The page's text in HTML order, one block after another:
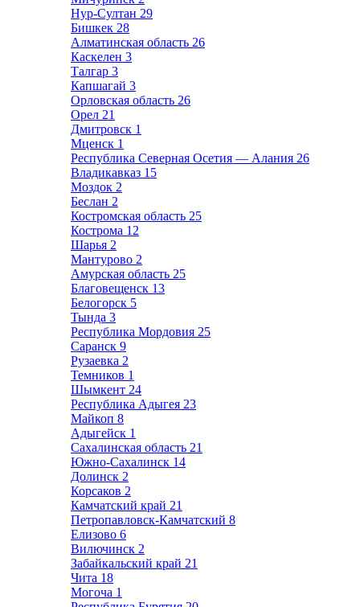
Нур-Султан 29
Бишкек 28
Алматинская область 26
Каскелен 3
Талгар 3
Капшагай 3
Орловская область 26
Орел 21
Дмитровск 1
Мценск 1
Республика Северная Осетия — Алания 26
Владикавказ 15
Моздок 2
Беслан 2
Костромская область 25
Кострома 12
Шарья 2
Мантурово 2
Амурская область 25
Благовещенск 13
Белогорск 5
Тында 3
Республика Мордовия 25
Саранск 9
Рузаевка 2
Темников 1
Шымкент 24
Республика Адыгея 23
Майкоп 8
Адыгейск 1
Сахалинская область 21
Южно-Сахалинск 14
Долинск 2
Корсаков 2
Камчатский край 21
Петропавловск-Камчатский 8
Елизово 6
Вилючинск 2
Забайкальский край 21
Чита 18
Могоча 1